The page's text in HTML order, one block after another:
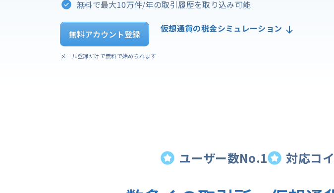
無料で最大10万件/年の取引履歴を取り込み可能
無料アカウント登録
メール登録だけで無料で始められます
仮想通貨の税金シミュレーション
ユーザー数No.1 対応コ